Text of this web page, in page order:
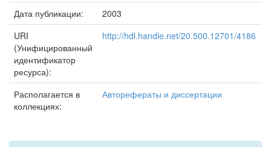
Дата публикации:
2003
URI
(Унифицированный
идентификатор
ресурса):
http://hdl.handle.net/20.500.12701/4186
Располагается в
коллекциях:
Авторефераты и диссертации